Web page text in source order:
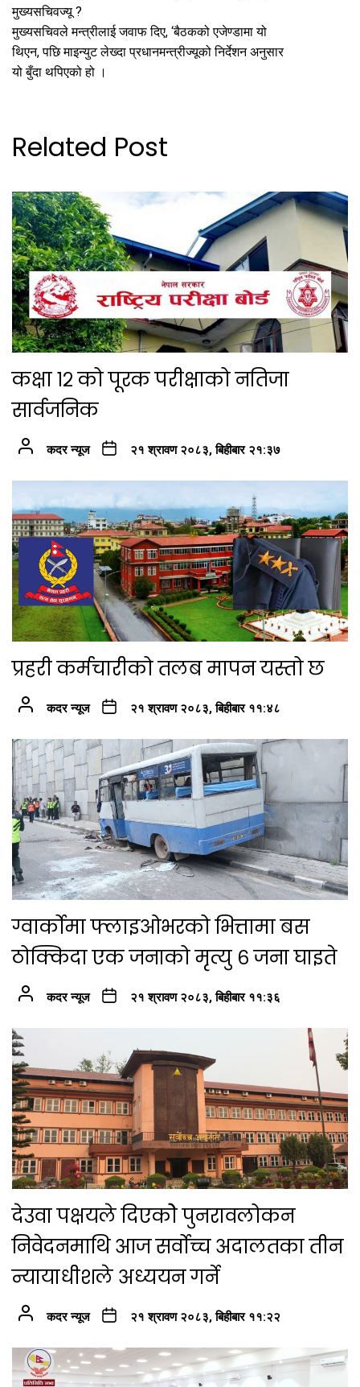
मुख्यसचिवज्यू ?
मुख्यसचिवले मन्त्रीलाई जवाफ दिए, ‘बैठकको एजेण्डामा यो
थिएन, पछि माइन्युट लेख्दा प्रधानमन्त्रीज्यूको निर्देशन अनुसार
यो बुँदा थपिएको हो ।
Related Post
कक्षा १२ को पूरक परीक्षाको नतिजा
सार्वजनिक
कदर न्यूज २१ श्रावण २०८३, बिहीबार २१:३७
प्रहरी कर्मचारीको तलब मापन यस्तो छ
कदर न्यूज २१ श्रावण २०८३, बिहीबार ११:४८
ग्वार्कोमा फ्लाइओभरको भित्तामा बस
ठोक्किदा एक जनाको मृत्यु ६ जना घाइते
कदर न्यूज २१ श्रावण २०८३, बिहीबार ११:३६
देउवा पक्षयले दिएकोे पुनरावलोकन
निवेदनमाथि आज सर्वोच्च अदालतका तीन
न्यायाधीशले अध्ययन गर्ने
कदर न्यूज २१ श्रावण २०८३, बिहीबार ११:२२